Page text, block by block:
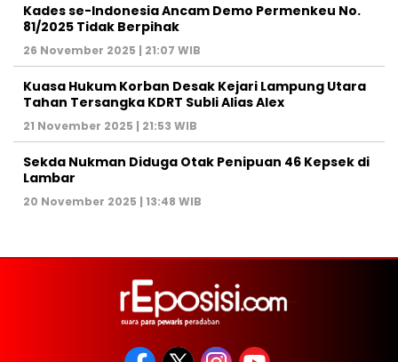
Kades se-Indonesia Ancam Demo Permenkeu No.
81/2025 Tidak Berpihak
26 November 2025 | 21:07 WIB
Kuasa Hukum Korban Desak Kejari Lampung Utara
Tahan Tersangka KDRT Subli Alias Alex
21 November 2025 | 21:53 WIB
Sekda Nukman Diduga Otak Penipuan 46 Kepsek di
Lambar
20 November 2025 | 13:48 WIB